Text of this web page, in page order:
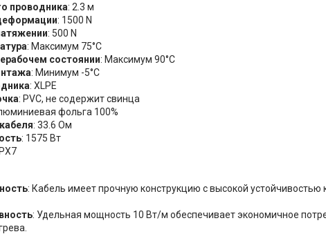
проводника: 2.3 м
: 1500 N
: 500 N
: Максимум 75°C
состоянии: Максимум 90°C
: Минимум -5°C
: XLPE
: PVC, не содержит свинца
фольга 100%
: 33.6 Ом
: 1575 Вт
: Кабель имеет прочную конструкцию с высокой
: Удельная мощность 10 Вт/м обеспечивает экономичное